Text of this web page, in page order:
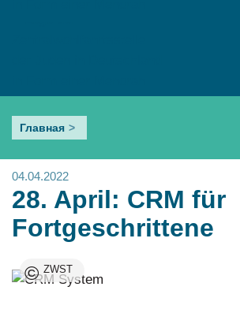
28.
April:
CRM
für
Fortgeschrittene
Главная
04.04.2022
28. April: CRM für
Fortgeschrittene
© ZWST